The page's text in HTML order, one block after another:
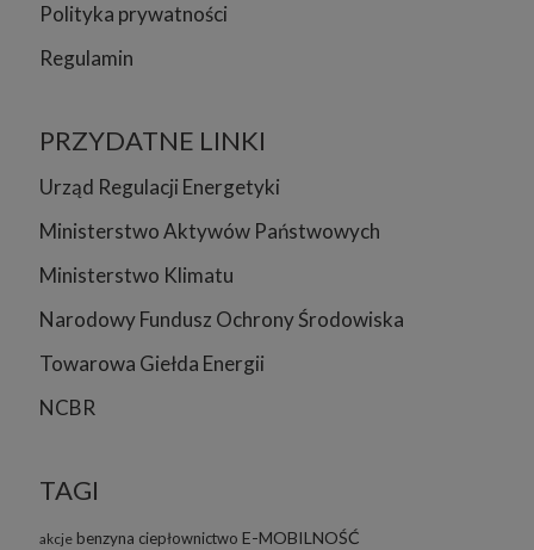
Polityka prywatności
Regulamin
PRZYDATNE LINKI
Urząd Regulacji Energetyki
Ministerstwo Aktywów Państwowych
Ministerstwo Klimatu
Narodowy Fundusz Ochrony Środowiska
Towarowa Giełda Energii
NCBR
TAGI
akcje benzyna ciepłownictwo E-MOBILNOŚĆ